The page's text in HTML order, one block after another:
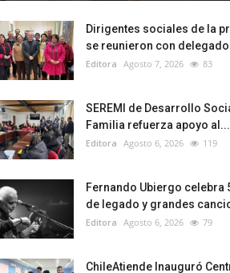
Dirigentes sociales de la
se reunieron con
Editora Agosto 7, 2026 83
SEREMI de Desarrollo
Familia refuerza apoyo al...
Editora Agosto 6, 2026 119
Fernando Ubiergo celebra
de legado y grandes
Editora Agosto 6, 2026 79
ChileAtiende Inauguró